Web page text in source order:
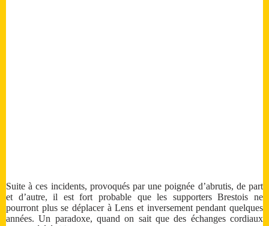
Suite à ces incidents, provoqués par une poignée d’abrutis, de part
et d’autre, il est fort probable que les supporters Brestois ne
pourront plus se déplacer à Lens et inversement pendant quelques
années. Un paradoxe, quand on sait que des échanges cordiaux